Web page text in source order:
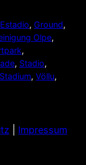
Estadio, Ground
Olpe
, Stadio
Stadium, Völlu
Impressum